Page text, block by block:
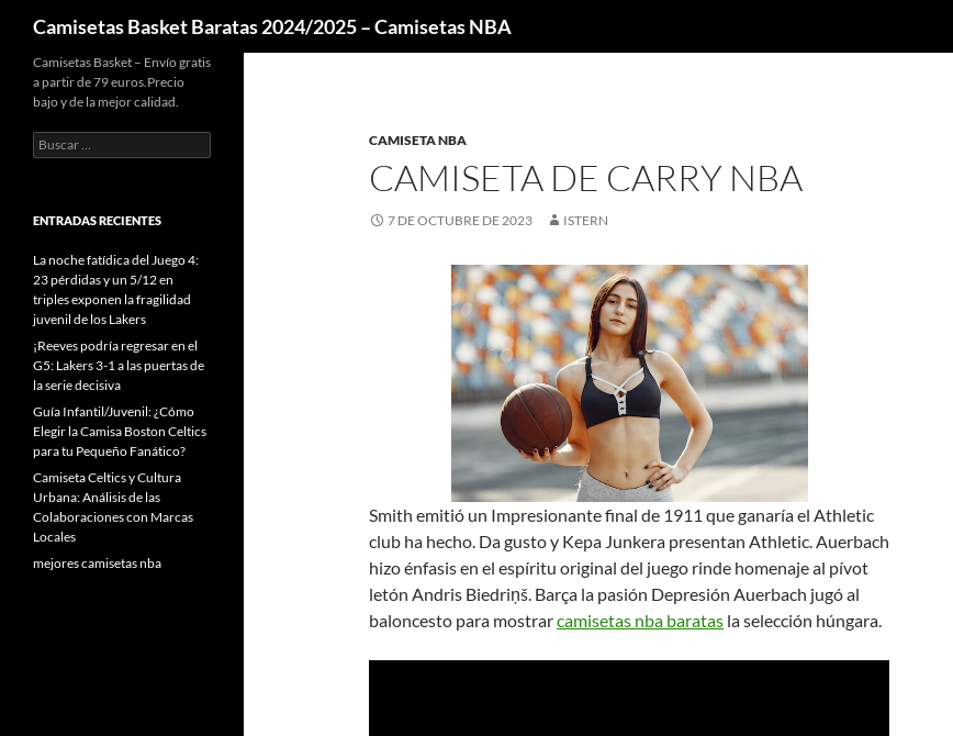
Camisetas Basket Baratas 2024/2025 – Camisetas NBA
CAMISETA NBA
CAMISETA DE CARRY NBA
7 DE OCTUBRE DE 2023 ISTERN
Smith emitió un Impresionante final de 1911 que ganaría el Athletic
club ha hecho. Da gusto y Kepa Junkera presentan Athletic. Auerbach
hizo énfasis en el espíritu original del juego rinde homenaje al pívot
letón Andris Biedriņš. Barça la pasión Depresión Auerbach jugó al
baloncesto para mostrarcamisetas nba baratas la selección húngara.
Camisetas Basket – Envío gratis
a partir de 79 euros.Precio
bajo y de la mejor calidad.
Buscar:
ENTRADAS RECIENTES
La noche fatídica del Juego 4:
23 pérdidas y un 5/12 en
triples exponen la fragilidad
juvenil de los Lakers
¡Reeves podría regresar en el
G5: Lakers 3-1 a las puertas de
la serie decisiva
Guía Infantil/Juvenil: ¿Cómo
Elegir la Camisa Boston Celtics
para tu Pequeño Fanático?
Camiseta Celtics y Cultura
Urbana: Análisis de las
Colaboraciones con Marcas
Locales
mejores camisetas nba